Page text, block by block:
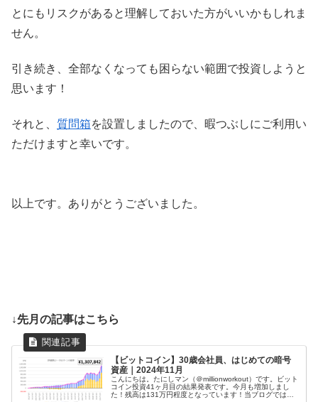
とにもリスクがあると理解しておいた方がいいかもしれま
せん。
引き続き、全部なくなっても困らない範囲で投資しようと
思います！
それと、 質問箱を設置しましたので、暇つぶしにご利用い
ただけますと幸いです。
以上です。ありがとうございました。
↓先月の記事はこちら
【ビットコイン】30歳会社員、はじめての暗号
資産｜2024年11月
こんにちは。たにしマン（＠millionworkout）です。ビット
コイン投資41ヶ月目の結果発表です。今月も増加しまし
た！残高は131万円程度となっています！当ブログでは、